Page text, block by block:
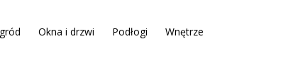
Okna i drzwi Podłogi Wnętrze